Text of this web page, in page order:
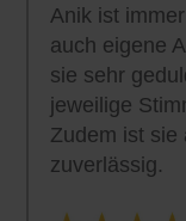
Anik ist
auch eigene
sie sehr
jeweilige
Zudem ist sie
zuverlässig.